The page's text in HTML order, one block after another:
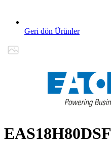
Geri dön Ürünler
EAS18H80DSF